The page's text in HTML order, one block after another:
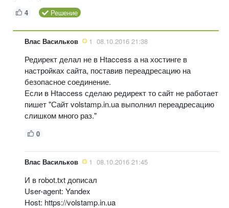
4 Решение
Влас Васильков 1 08.10.2016 21:38
Редирект делал не в Htaccess а на хостинге в
настройках сайта, поставив переадресацию на
безопасное соединение.
Если в Htaccess сделаю редирект то сайт не работает
пишет "Сайт volstamp.in.ua выполнил переадресацию
слишком много раз."
0
Влас Васильков 1 08.10.2016 21:45
И в robot.txt дописал
User-agent: Yandex
Host: https://volstamp.in.ua